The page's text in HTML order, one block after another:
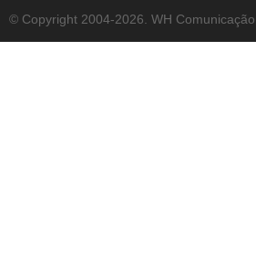
© Copyright 2004-2026. WH Comunicação.